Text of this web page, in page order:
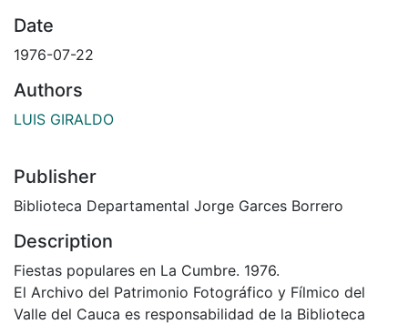
Date
1976-07-22
Authors
LUIS GIRALDO
Publisher
Biblioteca Departamental Jorge Garces Borrero
Description
Fiestas populares en La Cumbre. 1976.
El Archivo del Patrimonio Fotográfico y Fílmico del
Valle del Cauca es responsabilidad de la Biblioteca